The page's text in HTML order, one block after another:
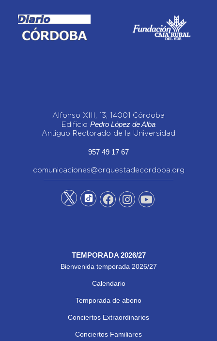
Alfonso XIII, 13, 14001 Córdoba
Edificio Pedro López de Alba
Antiguo Rectorado de la Universidad
957 49 17 67
comunicaciones@orquestadecordoba.org
TEMPORADA 2026/27
Bienvenida temporada 2026/27
Calendario
Temporada de abono
Conciertos Extraordinarios
Conciertos Familiares